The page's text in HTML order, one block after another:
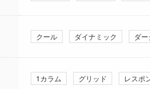
クール ダイナミック ダー
1カラム グリッド レスポ